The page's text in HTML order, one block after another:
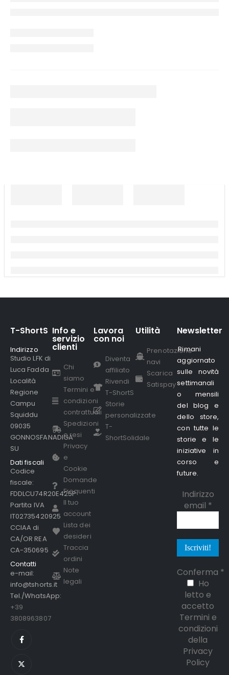
T-ShortS
Indirizzo
Studio LFK di
Luca Fadda
Località
Regione
Campu
Squiddu
09035
GONNOSFANADIGA
SU
Dati fiscali
Codice
fiscale:
FDDLCU74R20E425P
Partita IVA
IT02735420925
CCIAA di
CA/OR REA
CA-350695
Contatti
e-mail:
info@tshorts.it
Tel./WhatsApp:
+39
3808963807
Info e
servizio
clienti
Chi
siamo
Termini e
condizioni
contrattuali
Spedizioni
e resi
Privacy
e
Cookie
Domande
Frequenti
Il tuo
account
Lista dei
desideri
Traccia
ordini
Note
legali
Lavora
con noi
Diventa
affiliato
Rivendi
T-ShortS
Storie
personalizzate
T-
ShortSolidale
Utilità
Prenotazione
navi
Scarica
Satispay
Newsletter
.Rimani
aggiornato
sulle novità
settimanali
o mensili
del blog e
dello store,
con tutte le
storie e le
iniziative in
corso e
future.
Indirizzo
email *
Conferma *
Ho
letto e
accetto
Termini e
condizioni
della
Privacy
Policy